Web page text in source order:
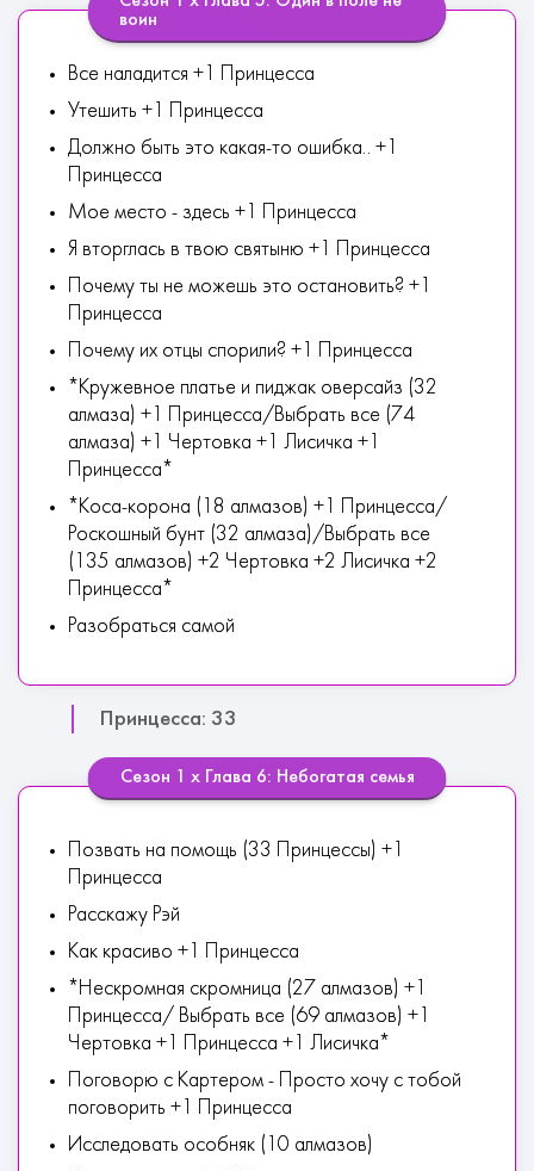
воин
Все наладится +1 Принцесса
Утешить +1 Принцесса
Должно быть это какая-то ошибка.. +1
Принцесса
Мое место - здесь +1 Принцесса
Я вторглась в твою святыню +1 Принцесса
Почему ты не можешь это остановить? +1
Принцесса
Почему их отцы спорили? +1 Принцесса
*Кружевное платье и пиджак оверсайз (32
алмаза) +1 Принцесса/Выбрать все (74
алмаза) +1 Чертовка +1 Лисичка +1
Принцесса*
*Коса-корона (18 алмазов) +1 Принцесса/
Роскошный бунт (32 алмаза)/Выбрать все
(135 алмазов) +2 Чертовка +2 Лисичка +2
Принцесса*
Разобраться самой
Принцесса: 33
Сезон 1 х Глава 6: Небогатая семья
Позвать на помощь (33 Принцессы) +1
Принцесса
Расскажу Рэй
Как красиво +1 Принцесса
*Нескромная скромница (27 алмазов) +1
Принцесса/ Выбрать все (69 алмазов) +1
Чертовка +1 Принцесса +1 Лисичка*
Поговорю с Картером - Просто хочу с тобой
поговорить +1 Принцесса
Исследовать особняк (10 алмазов)